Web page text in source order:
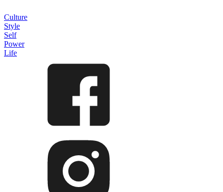
Culture
Style
Self
Power
Life